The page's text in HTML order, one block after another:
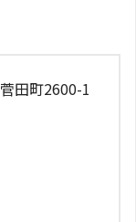
田町2600-1